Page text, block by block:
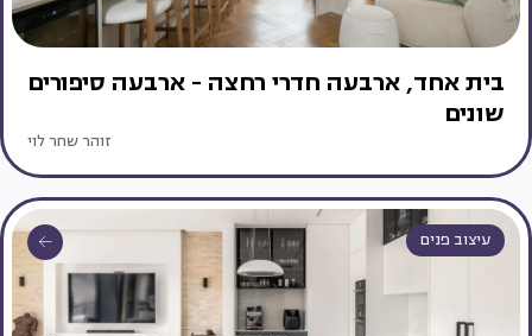
בית אחד, ארבעה חדרי רחצה - ארבעה סיפורים
שונים
זוהר שחר לוי
עיצוב פנים